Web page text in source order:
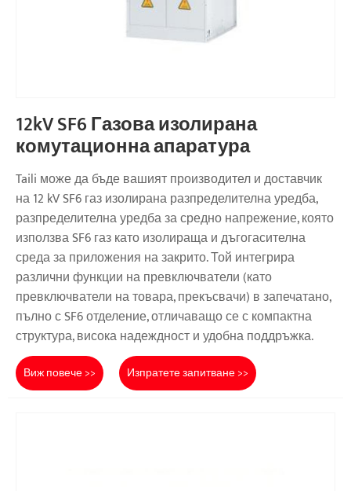
12kV SF6 Газова изолирана
комутационна апаратура
Taili може да бъде вашият производител и доставчик
на 12 kV SF6 газ изолирана разпределителна уредба,
разпределителна уредба за средно напрежение, която
използва SF6 газ като изолираща и дъгогасителна
среда за приложения на закрито. Той интегрира
различни функции на превключватели (като
превключватели на товара, прекъсвачи) в запечатано,
пълно с SF6 отделение, отличаващо се с компактна
структура, висока надеждност и удобна поддръжка.
Виж повече >> Изпратете запитване >>